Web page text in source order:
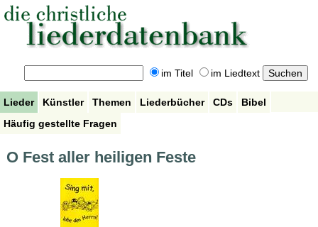
im Titel im Liedtext
Lieder Künstler Themen Liederbücher CDs
Bibel
Häufig gestellte Fragen
O Fest aller heiligen Feste